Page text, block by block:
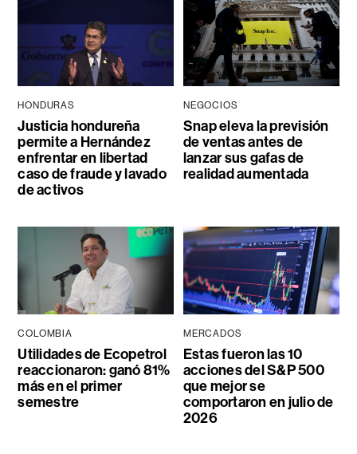
HONDURAS
Justicia hondureña
permite a Hernández
enfrentar en libertad
caso de fraude y lavado
de activos
NEGOCIOS
Snap eleva la previsión
de ventas antes de
lanzar sus gafas de
realidad aumentada
COLOMBIA
Utilidades de Ecopetrol
reaccionaron: ganó 81%
más en el primer
semestre
MERCADOS
Estas fueron las 10
acciones del S&P 500
que mejor se
comportaron en julio de
2026